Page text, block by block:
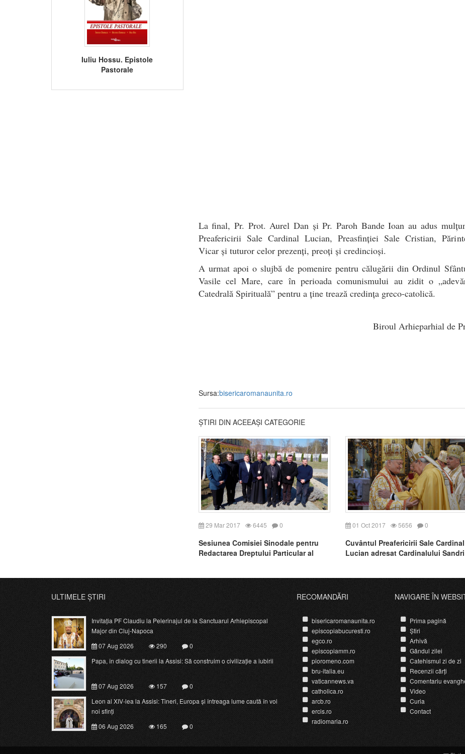
Iuliu Hossu. Epistole
Pastorale
La final, Pr. Prot. Aurel Dan și Pr. Paroh Bande Ioan au adus
Preafericirii Sale Cardinal Lucian, Preasfinției Sale Cristian,
Vicar și tuturor celor prezenți, preoți și credincioși.
A urmat apoi o slujbă de pomenire pentru călugării din Ordinul
Vasile cel Mare, care în perioada comunismului au zidit o
Catedrală Spirituală” pentru a ține trează credința greco-catolică.
Biroul Arhieparhial de
Sursa:bisericaromanaunita.ro
ȘTIRI DIN ACEEAȘI CATEGORIE
29 Mar 2017 6445 0
Sesiunea Comisiei Sinodale pentru
Redactarea Dreptului Particular al
01 Oct 2017 5656 0
Cuvântul Preafericirii Sale Cardinal
Lucian adresat Cardinalului Sandri
ULTIMELE ȘTIRI
Invitația PF Claudiu la Pelerinajul de la Sanctuarul Arhiepiscopal
Major din Cluj-Napoca
07 Aug 2026
290
0
Papa, în dialog cu tinerii la Assisi: Să construim o civilizație a iubirii
07 Aug 2026 157
0
Leon al XIV-lea la Assisi: Tineri, Europa și întreaga lume caută în voi
noi sfinți
06 Aug 2026
165 0
RECOMANDĂRI
bisericaromanaunita.ro
episcopiabucuresti.ro
egco.ro
episcopiamm.ro
pioromeno.com
bru-italia.eu
vaticannews.va
catholica.ro
arcb.ro
ercis.ro
radiomaria.ro
NAVIGARE ÎN
Prima pagină
Știri
Arhivă
Gândul zilei
Catehismul zi de zi
Recenzii cărți
Comentariu
Video
Curia
Contact